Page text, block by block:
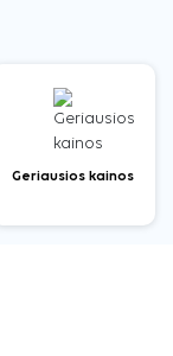
Geriausios kainos